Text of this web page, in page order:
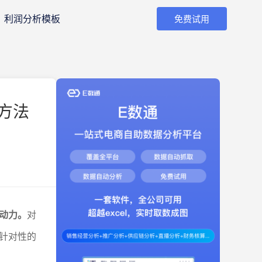
利润分析模板 免费试用
法
力。 对
对性的